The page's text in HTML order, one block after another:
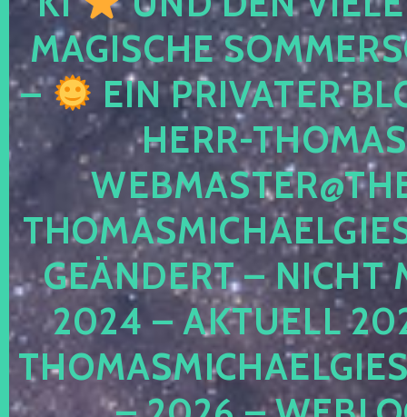
MAGISCHE
–
EIN PRIVATER
HERR-
GEÄNDERT – NICHT
2024 – AKTUELL